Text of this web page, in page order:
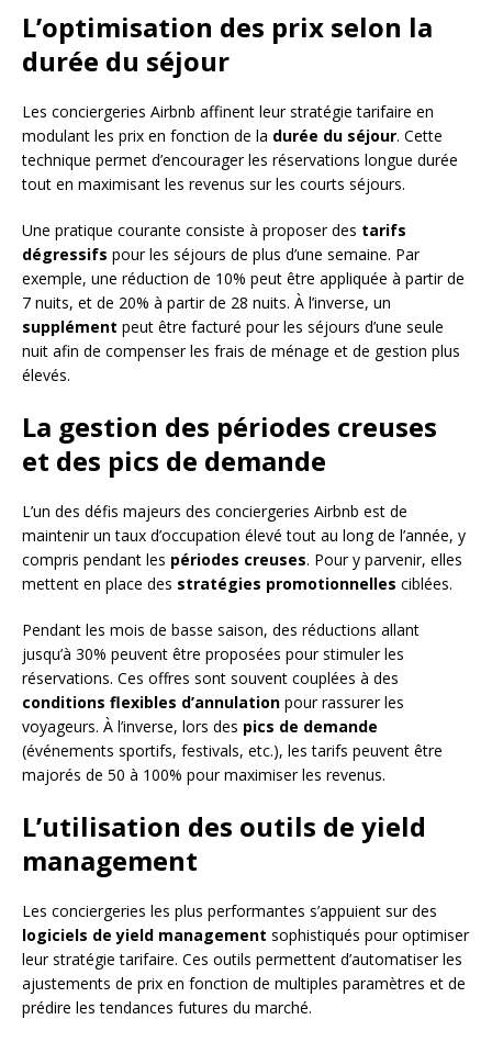
L’optimisation des prix selon la
durée du séjour
Les conciergeries Airbnb affinent leur stratégie tarifaire en
modulant les prix en fonction de la durée du séjour. Cette
technique permet d’encourager les réservations longue durée
tout en maximisant les revenus sur les courts séjours.
Une pratique courante consiste à proposer des tarifs
dégressifs pour les séjours de plus d’une semaine. Par
exemple, une réduction de 10% peut être appliquée à partir de
7 nuits, et de 20% à partir de 28 nuits. À l’inverse, un
supplément peut être facturé pour les séjours d’une seule
nuit afin de compenser les frais de ménage et de gestion plus
élevés.
La gestion des périodes creuses
et des pics de demande
L’un des défis majeurs des conciergeries Airbnb est de
maintenir un taux d’occupation élevé tout au long de l’année, y
compris pendant les périodes creuses. Pour y parvenir, elles
mettent en place des stratégies promotionnelles ciblées.
Pendant les mois de basse saison, des réductions allant
jusqu’à 30% peuvent être proposées pour stimuler les
réservations. Ces offres sont souvent couplées à des
conditions flexibles d’annulation pour rassurer les
voyageurs. À l’inverse, lors des pics de demande
(événements sportifs, festivals, etc.), les tarifs peuvent être
majorés de 50 à 100% pour maximiser les revenus.
L’utilisation des outils de yield
management
Les conciergeries les plus performantes s’appuient sur des
logiciels de yield management sophistiqués pour optimiser
leur stratégie tarifaire. Ces outils permettent d’automatiser les
ajustements de prix en fonction de multiples paramètres et de
prédire les tendances futures du marché.